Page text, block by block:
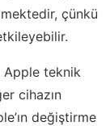
çünkü
Apple teknik
cihazın
değiştirme